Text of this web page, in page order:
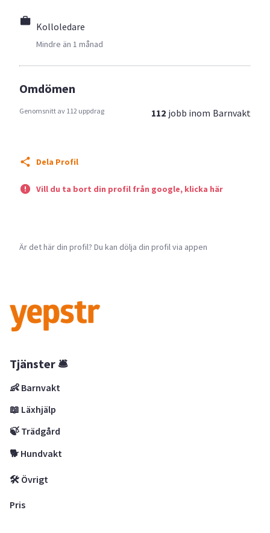
Kolloledare
Mindre än 1 månad
Omdömen
Genomsnitt av 112 uppdrag 112 jobb inom Barnvakt
Dela Profil
Vill du ta bort din profil från google, klicka här
Är det här din profil? Du kan dölja din profil via appen
Tjänster 🛎
👶 Barnvakt
📖 Läxhjälp
🍃 Trädgård
🐕 Hundvakt
🛠 Övrigt
Pris